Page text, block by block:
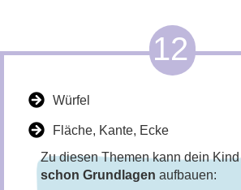
12
Würfel
Fläche, Kante, Ecke
Zu diesen Themen kann dein Kind
schon Grundlagen aufbauen: